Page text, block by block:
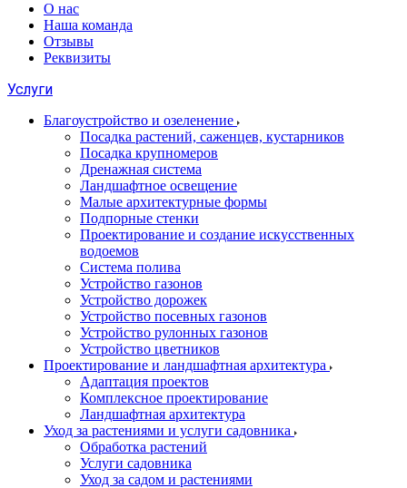
О нас
Наша команда
Отзывы
Реквизиты
Услуги
Благоустройство и озеленение
Посадка растений, саженцев, кустарников
Посадка крупномеров
Дренажная система
Ландшафтное освещение
Малые архитектурные формы
Подпорные стенки
Проектирование и создание искусственных
водоемов
Система полива
Устройство газонов
Устройство дорожек
Устройство посевных газонов
Устройство рулонных газонов
Устройство цветников
Проектирование и ландшафтная архитектура
Адаптация проектов
Комплексное проектирование
Ландшафтная архитектура
Уход за растениями и услуги садовника
Обработка растений
Услуги садовника
Уход за садом и растениями